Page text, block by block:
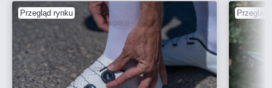
Przegląd rynku Przegląd